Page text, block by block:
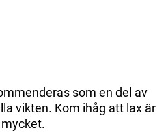
som en del av
vikten. Kom ihåg att lax är